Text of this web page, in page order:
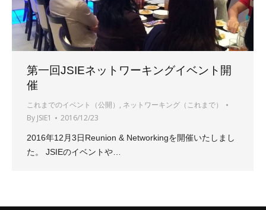
第一回JSIEネットワーキングイベント開
催
これまでのイベント（公開） , ネットワーキング（これまで）
By JSIE1 2016/12/23
2016年12月3日Reunion & Networkingを開催いたしまし
た。 JSIEのイベントや…